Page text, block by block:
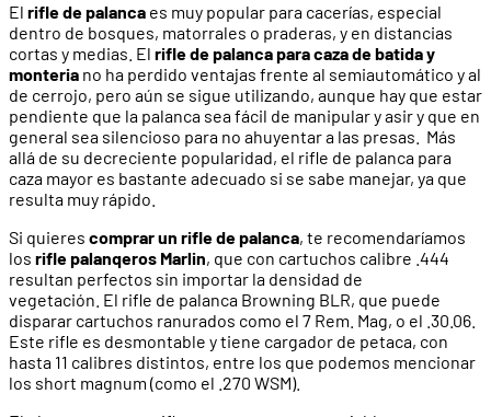
El rifle de palanca es muy popular para cacerías, especial
dentro de bosques, matorrales o praderas, y en distancias
cortas y medias. El rifle de palanca para caza de batida y
monteria no ha perdido ventajas frente al semiautomático y al
de cerrojo, pero aún se sigue utilizando, aunque hay que estar
pendiente que la palanca sea fácil de manipular y asir y que en
general sea silencioso para no ahuyentar a las presas. Más
allá de su decreciente popularidad, el rifle de palanca para
caza mayor es bastante adecuado si se sabe manejar, ya que
resulta muy rápido.
Si quieres comprar un rifle de palanca, te recomendaríamos
los rifle palanqeros Marlin, que con cartuchos calibre .444
resultan perfectos sin importar la densidad de
vegetación. El rifle de palanca Browning BLR, que puede
disparar cartuchos ranurados como el 7 Rem. Mag, o el .30.06.
Este rifle es desmontable y tiene cargador de petaca, con
hasta 11 calibres distintos, entre los que podemos mencionar
los short magnum (como el .270 WSM).